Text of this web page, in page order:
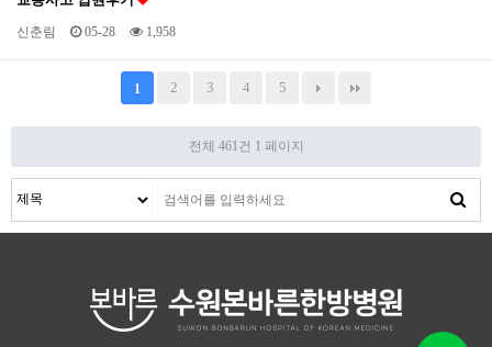
신춘림 05-28 1,958
1 2 3 4 5
전체 461건 1 페이지